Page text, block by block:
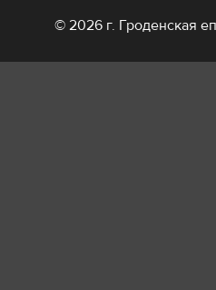
© 2026 г. Гроденская